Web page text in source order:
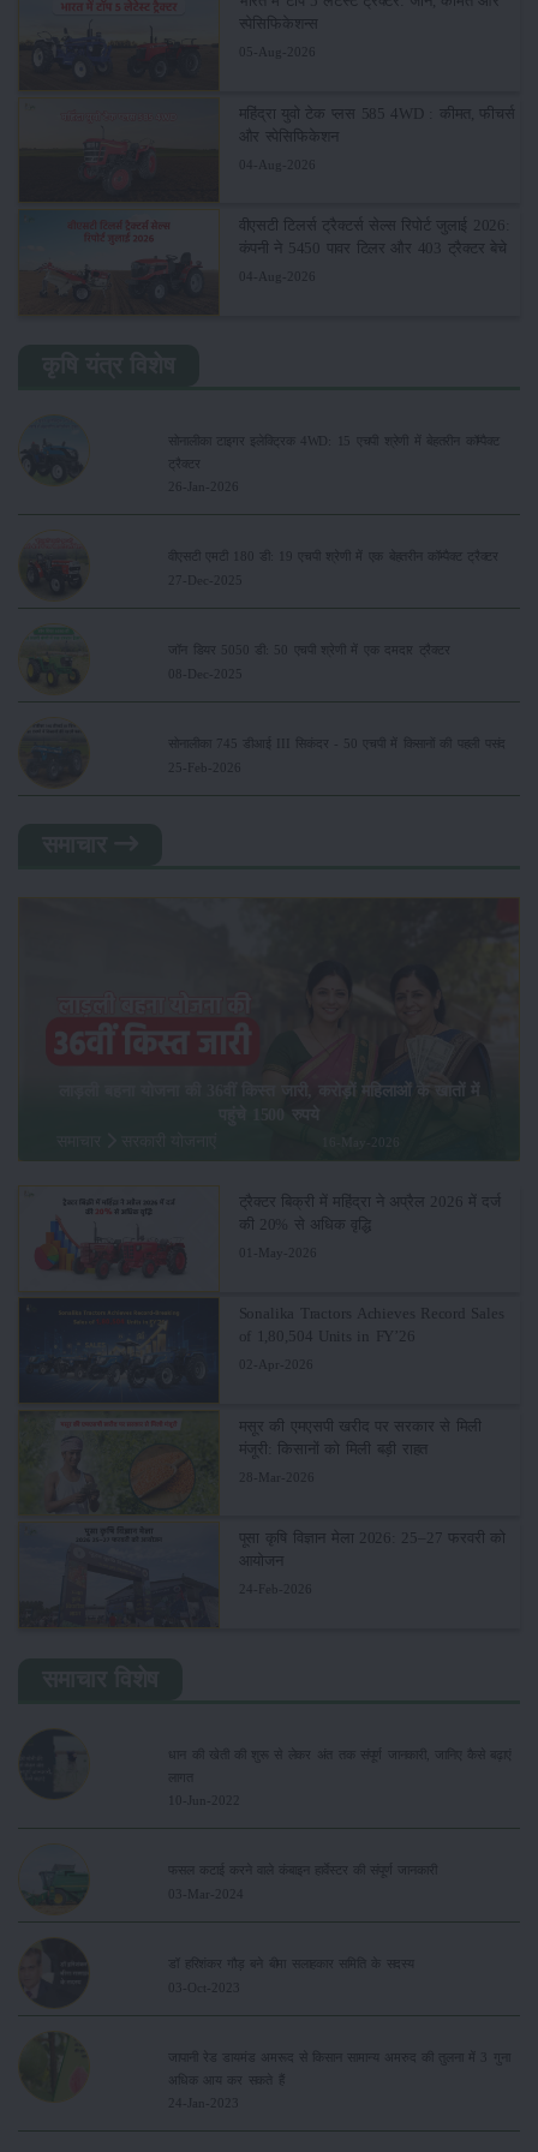
स्पेसिफिकेशन्स
05-Aug-2026
महिंद्रा युवो टेक प्लस 585 4WD : कीमत, फीचर्स
और स्पेसिफिकेशन
वीएसटी टिलर्स ट्रैक्टर्स सेल्स रिपोर्ट जुलाई 2026:
कंपनी ने 5450 पावर टिलर और 403 ट्रैक्टर बेचे
सोनालीका टाइगर इलेक्ट्रिक 4WD: 15 एचपी श्रेणी में बेहतरीन कॉम्पैक्ट
ट्रैक्टर
वीएसटी एमटी 180 डी: 19 एचपी श्रेणी में एक बेहतरीन कॉम्पैक्ट ट्रैक्टर
27-Dec-2025
जॉन डियर 5050 डी: 50 एचपी श्रेणी में एक दमदार ट्रैक्टर
08-Dec-2025
सोनालीका 745 डीआई III सिकंदर - 50 एचपी में किसानों की पहली पसंद
25-Feb-2026
लाड़ली बहना योजना की 36वीं किस्त जारी, करोड़ों महिलाओं के खातों में
ट्रैक्टर बिक्री में महिंद्रा ने अप्रैल 2026 में दर्ज
की 20% से अधिक वृद्धि
01-May-2026
Sonalika Tractors Achieves Record Sales
of 1,80,504 Units in FY’26
मसूर की एमएसपी खरीद पर सरकार से मिली
मंजूरी: किसानों को मिली बड़ी राहत
28-Mar-2026
पूसा कृषि विज्ञान मेला 2026: 25–27 फरवरी को
आयोजन
धान की खेती की शुरू से लेकर अंत तक संपूर्ण जानकारी, जानिए कैसे बढ़ाएं
लागत
फसल कटाई करने वाले कंबाइन हार्वेस्टर की संपूर्ण जानकारी
03-Mar-2024
डॉ हरिशंकर गौड़ बने बीमा सलाहकार समिति के सदस्य
03-Oct-2023
जापानी रेड डायमंड अमरूद से किसान सामान्य अमरुद की तुलना में 3 गुना
अधिक आय कर सकते हैं
24-Jan-2023